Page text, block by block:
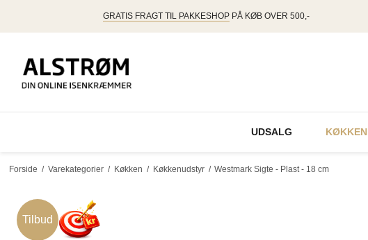
GRATIS FRAGT TIL PAKKESHOPPÅ KØB OVER 500,-
UDSALG KØKKEN
Forside / Varekategorier / Køkken / Køkkenudstyr / Westmark Sigte - Plast - 18 cm
Tilbud